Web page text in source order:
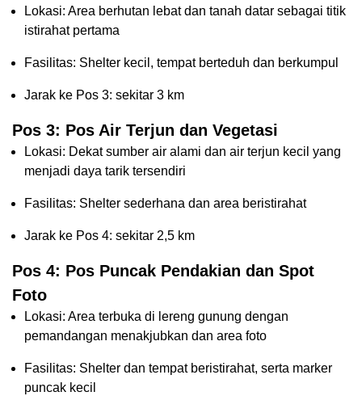
Lokasi: Area berhutan lebat dan tanah datar sebagai titik
istirahat pertama
Fasilitas: Shelter kecil, tempat berteduh dan berkumpul
Jarak ke Pos 3: sekitar 3 km
Pos 3: Pos Air Terjun dan Vegetasi
Lokasi: Dekat sumber air alami dan air terjun kecil yang
menjadi daya tarik tersendiri
Fasilitas: Shelter sederhana dan area beristirahat
Jarak ke Pos 4: sekitar 2,5 km
Pos 4: Pos Puncak Pendakian dan Spot
Foto
Lokasi: Area terbuka di lereng gunung dengan
pemandangan menakjubkan dan area foto
Fasilitas: Shelter dan tempat beristirahat, serta marker
puncak kecil